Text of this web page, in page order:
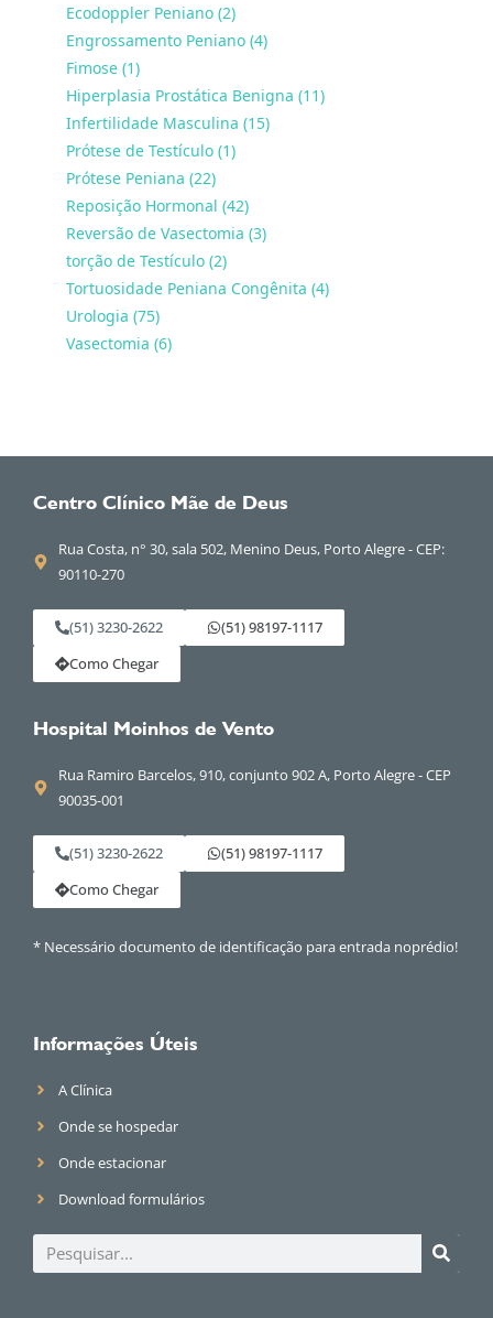
Ecodoppler Peniano (2)
Engrossamento Peniano (4)
Fimose (1)
Hiperplasia Prostática Benigna (11)
Infertilidade Masculina (15)
Prótese de Testículo (1)
Prótese Peniana (22)
Reposição Hormonal (42)
Reversão de Vasectomia (3)
torção de Testículo (2)
Tortuosidade Peniana Congênita (4)
Urologia (75)
Vasectomia (6)
Centro Clínico Mãe de Deus
Rua Costa, n° 30, sala 502, Menino Deus, Porto Alegre - CEP:
90110-270
(51) 3230-2622
(51) 98197-1117
Como Chegar
Hospital Moinhos de Vento
Rua Ramiro Barcelos, 910, conjunto 902 A, Porto Alegre - CEP
90035-001
(51) 3230-2622
(51) 98197-1117
Como Chegar
* Necessário documento de identificação para entrada noprédio!
Informações Úteis
A Clínica
Onde se hospedar
Onde estacionar
Download formulários